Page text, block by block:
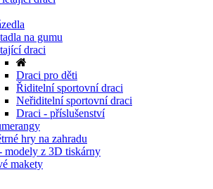
na gumu
draci
Draci pro děti
Řiditelní sportovní draci
Neřiditelní sportovní draci
Draci - příslušenství
hry na zahradu
modely z 3D tiskárny
makety